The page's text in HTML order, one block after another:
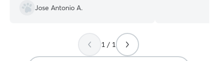
Jose Antonio A.
se llevan genial
1 / 1